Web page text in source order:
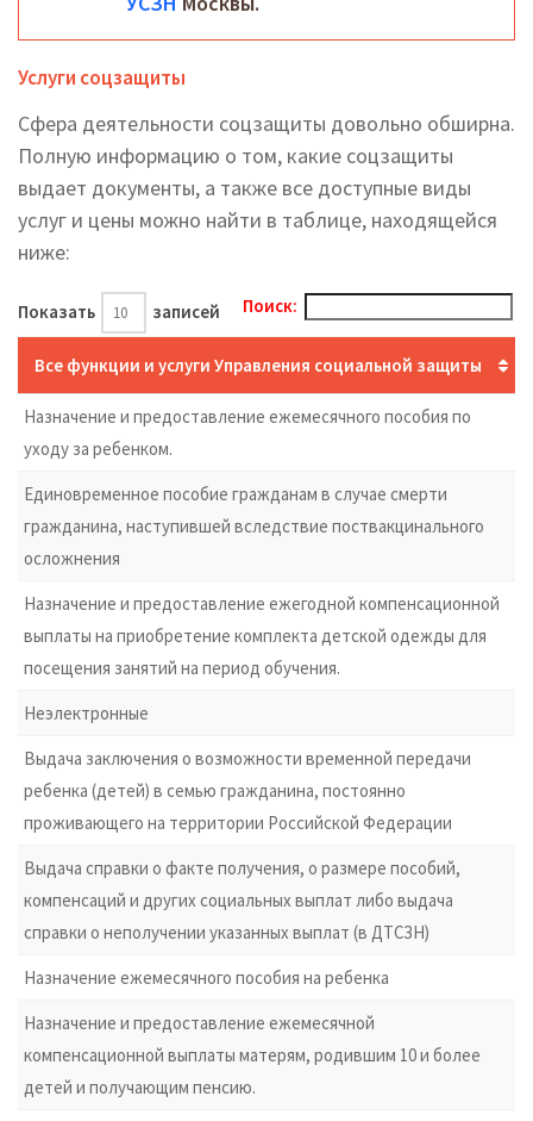
Услуги соцзащиты
Сфера деятельности соцзащиты довольно обширна.
Полную информацию о том, какие соцзащиты
выдает документы, а также все доступные виды
услуг и цены можно найти в таблице, находящейся
ниже:
Показать записей Поиск:
Все функции и услуги Управления социальной защиты
Назначение и предоставление ежемесячного пособия по
уходу за ребенком.
Единовременное пособие гражданам в случае смерти
гражданина, наступившей вследствие поствакцинального
осложнения
Назначение и предоставление ежегодной компенсационной
выплаты на приобретение комплекта детской одежды для
посещения занятий на период обучения.
Неэлектронные
Выдача заключения о возможности временной передачи
ребенка (детей) в семью гражданина, постоянно
проживающего на территории Российской Федерации
Выдача справки о факте получения, о размере пособий,
компенсаций и других социальных выплат либо выдача
справки о неполучении указанных выплат (в ДТСЗН)
Назначение ежемесячного пособия на ребенка
Назначение и предоставление ежемесячной
компенсационной выплаты матерям, родившим 10 и более
детей и получающим пенсию.